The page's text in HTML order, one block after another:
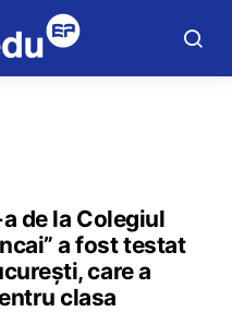
de la Colegiul
a fost testat
care a
clasa